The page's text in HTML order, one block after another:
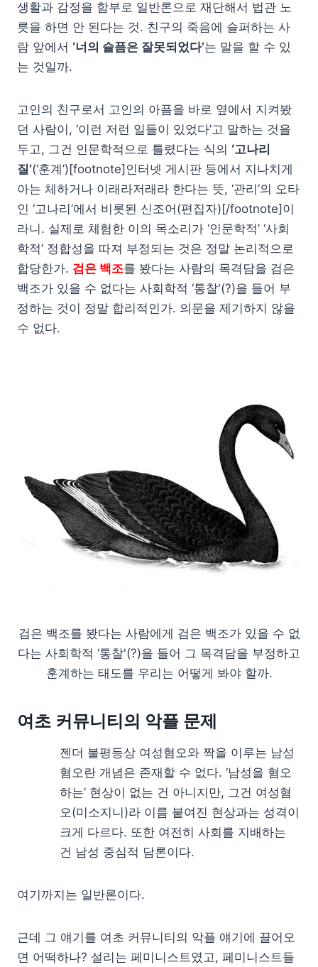
생활과 감정을 함부로 일반론으로 재단해서 법관 노
릇을 하면 안 된다는 것. 친구의 죽음에 슬퍼하는 사
람 앞에서 ‘너의 슬픔은 잘못되었다’는 말을 할 수 있
는 것일까.
고인의 친구로서 고인의 아픔을 바로 옆에서 지켜봤
던 사람이, ‘이런 저런 일들이 있었다’고 말하는 것을
두고, 그건 인문학적으로 틀렸다는 식의 ‘고나리
질’(‘훈계’)[footnote]인터넷 게시판 등에서 지나치게
아는 체하거나 이래라저래라 한다는 뜻, ‘관리’의 오타
인 ‘고나리’에서 비롯된 신조어(편집자)[/footnote]이
라니. 실제로 체험한 이의 목소리가 ‘인문학적’ ‘사회
학적’ 정합성을 따져 부정되는 것은 정말 논리적으로
합당한가. 검은 백조를 봤다는 사람의 목격담을 검은
백조가 있을 수 없다는 사회학적 ‘통찰'(?)을 들어 부
정하는 것이 정말 합리적인가. 의문을 제기하지 않을
수 없다.
검은 백조를 봤다는 사람에게 검은 백조가 있을 수 없
다는 사회학적 ‘통찰'(?)을 들어 그 목격담을 부정하고
훈계하는 태도를 우리는 어떻게 봐야 할까.
여초 커뮤니티의 악플 문제
젠더 불평등상 여성혐오와 짝을 이루는 남성
혐오란 개념은 존재할 수 없다. ‘남성을 혐오
하는’ 현상이 없는 건 아니지만, 그건 여성혐
오(미소지니)라 이름 붙여진 현상과는 성격이
크게 다르다. 또한 여전히 사회를 지배하는
건 남성 중심적 담론이다.
여기까지는 일반론이다.
근데 그 얘기를 여초 커뮤니티의 악플 얘기에 끌어오
면 어떡하나? 설리는 페미니스트였고, 페미니스트들